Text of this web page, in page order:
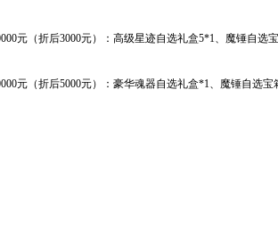
元（折后3000元）：高级星迹自选礼盒5*1、魔锤自
元（折后5000元）：豪华魂器自选礼盒*1、魔锤自选